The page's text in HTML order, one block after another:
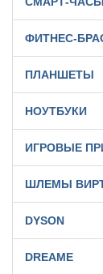
ФИТНЕС-
ПЛАНШЕТЫ
НОУТБУКИ
ИГРОВЫЕ
ШЛЕМЫ
DYSON
DREAME